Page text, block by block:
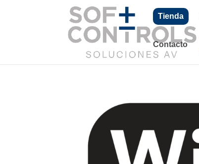
Tienda
Contacto